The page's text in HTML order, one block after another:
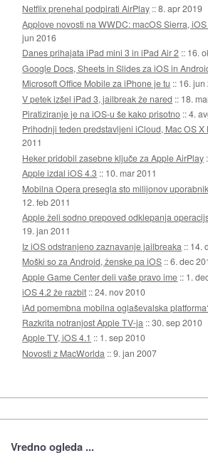
Netflix prenehal podpirati AirPlay ::8. apr 2019
Applove novosti na WWDC: macOS Sierra,
jun 2016
Danes prihajata iPad mini 3 in iPad Air 2 :: 16.
Google Docs, Sheets in Slides za iOS in
Microsoft Office Mobile za iPhone je tu :: 16. jun
V petek izšel iPad 3, jailbreak že nared :: 18.
Piratiziranje je na iOS-u še kako prisotno ::4.
Prihodnji teden predstavljeni iCloud, Mac OS X
2011
Heker pridobil zasebne ključe za Apple AirPlay
Apple izdal iOS 4.3 :: 10. mar 2011
Mobilna Opera presegla sto milijonov
12. feb 2011
Apple želi sodno prepoved odklepanja
19. jan 2011
Iz iOS odstranjeno zaznavanje jailbreaka :: 14.
Moški so za Android, ženske pa iOS ::6. dec
Apple Game Center deli vaše pravo ime :: 1.
iOS 4.2 že razbit ::24. nov 2010
iAd pomembna mobilna oglaševalska
Razkrita notranjost Apple TV-ja ::30. sep 2010
Apple TV, iOS 4.1 :: 1. sep 2010
Novosti z MacWorlda ::9. jan 2007
Vredno ogleda ...